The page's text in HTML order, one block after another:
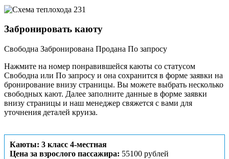
Забронировать каюту
Свободна Забронирована Продана По запросу
Нажмите на номер понравившейся каюты со статусом
Свободна или По запросу и она сохранится в форме заявки на
бронирование внизу страницы. Вы можете выбрать несколько
свободных кают. Далее заполните данные в форме заявки
внизу страницы и наш менеджер свяжется с вами для
уточнения деталей круиза.
Каюты: 3 класс 4-местная
Цена за взрослого пассажира: 55100 рублей